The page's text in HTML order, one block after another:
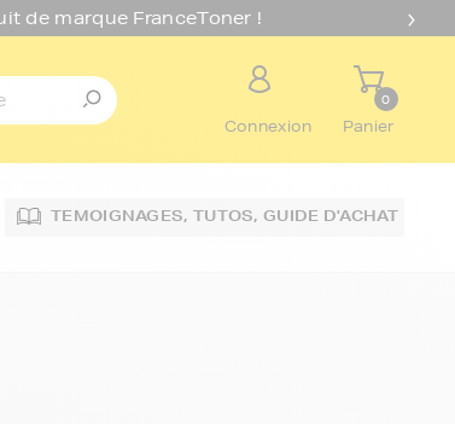
de marque FranceToner !
Connexion
0
Panier
TEMOIGNAGES, TUTOS,GUIDE D'ACHAT